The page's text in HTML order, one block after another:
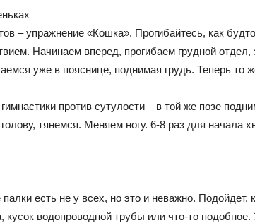
– упражнение «Кошка». Прогибайтесь, как
Начинаем вперед, прогибаем грудной
уже в пояснице, поднимая грудь. Теперь то
против сутулости – в той же позе
тянемся. Меняем ногу. 6-8 раз для начала
палки есть не у всех, но это и неважно.
кусок водопроводной трубы или что-то подобное.